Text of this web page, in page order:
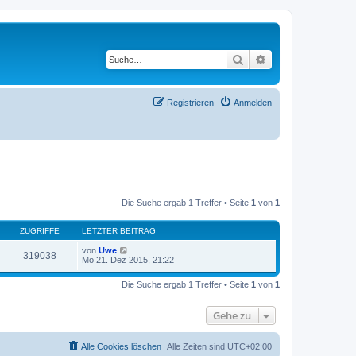
Suche
Anmelden
Registrieren
Die Suche ergab 1 Treffer • Seite 1 von 1
ZUGRIFFE LETZTER BEITRAG
319038 von Uwe
Mo 21. Dez 2015, 21:22
Die Suche ergab 1 Treffer • Seite 1 von 1
Gehe zu
Alle Zeiten sind UTC+02:00
Alle Cookies löschen